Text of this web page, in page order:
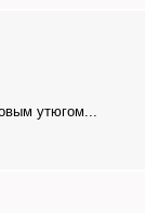
утюгом...